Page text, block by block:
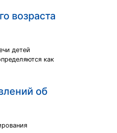
возраста
детей
как
об